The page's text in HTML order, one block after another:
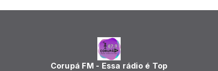
Corupá FM - Essa rádio é Top